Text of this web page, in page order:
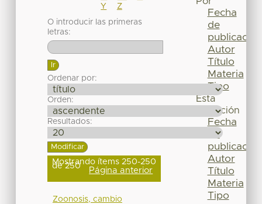
Y
Z
O introducir las primeras
letras:
Ordenar por:
Orden:
Resultados:
Mostrando ítems 250-250
de 250 Página anterior
Zoonosis, cambio
Fecha
de
publicación
Autor
Título
Materia
Tipo
Esta
colección
Fecha
de
publicación
Autor
Título
Materia
Tipo